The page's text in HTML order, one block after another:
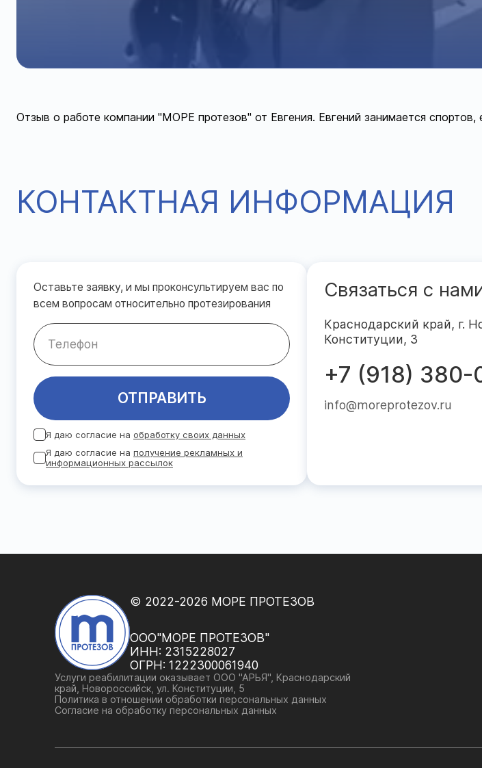
Отзыв о работе компании "МОРЕ протезов" от Евгения. Евгений занимается спортов,
КОНТАКТНАЯ ИНФОРМАЦИЯ
Оставьте заявку, и мы проконсультируем вас по
всем вопросам относительно протезирования
ОТПРАВИТЬ
Я даю согласие на обработку своих данных
Я даю согласие на получение рекламных и
информационных рассылок
Связаться с
Краснодарский край, г.
Конституции, 3
+7 (918) 380-
info@moreprotezov.ru
© 2022-2026 МОРЕ ПРОТЕЗОВ
ООО"МОРЕ ПРОТЕЗОВ"
ИНН: 2315228027
ОГРН: 1222300061940
Услуги реабилитации оказывает ООО "АРЬЯ", Краснодарский
край, Новороссийск, ул. Конституции, 5
Политика в отношении обработки персональных данных
Согласие на обработку персональных данных